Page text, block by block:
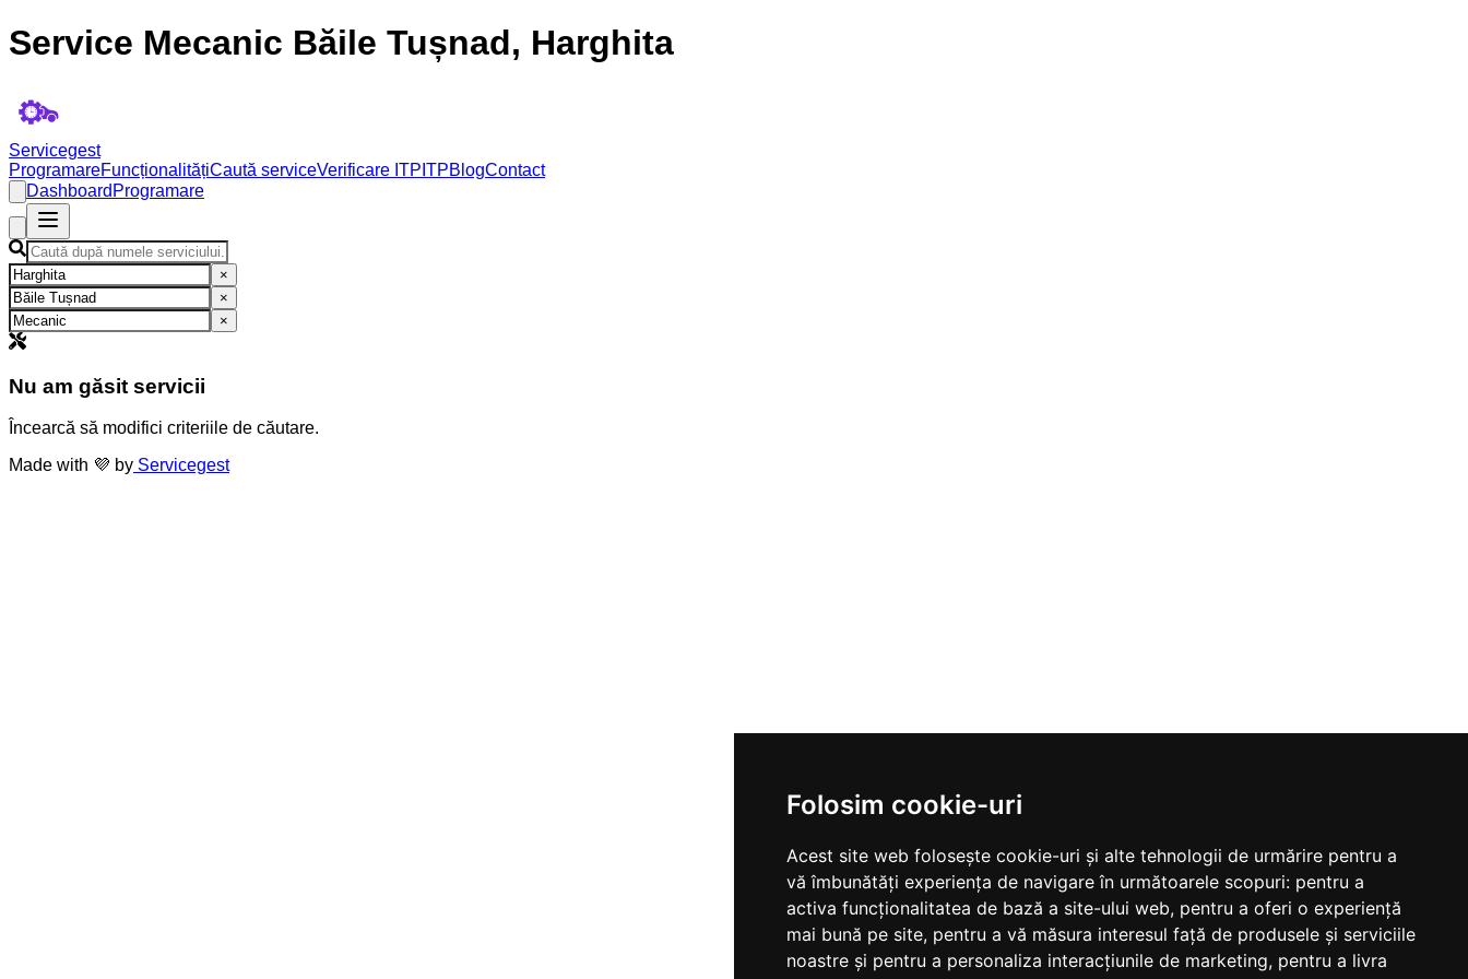
Folosim cookie-uri
Acest site web folosește cookie-uri și alte tehnologii de urmărire pentru a
vă îmbunătăți experiența de navigare în următoarele scopuri: pentru a
activa funcționalitatea de bază a site-ului web, pentru a oferi o experiență
mai bună pe site, pentru a vă măsura interesul față de produsele și serviciile
noastre și pentru a personaliza interacțiunile de marketing, pentru a livra
Service Mecanic Băile Tușnad, Harghita
Servicegest
ProgramareFuncționalitățiCaută serviceVerificare ITP ITPBlogContact
Dashboard Programare
×
×
×
Nu am găsit servicii
Încearcă să modifici criteriile de căutare.
Made with 💜 by Servicegest